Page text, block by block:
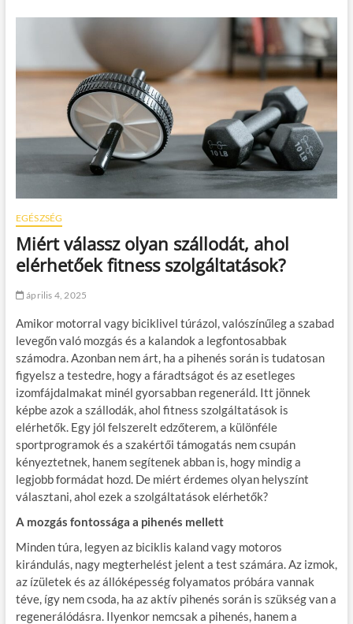
EGÉSZSÉG
Miért válassz olyan szállodát, ahol
elérhetőek fitness szolgáltatások?
április 4, 2025
Amikor motorral vagy biciklivel túrázol, valószínűleg a szabad
levegőn való mozgás és a kalandok a legfontosabbak
számodra. Azonban nem árt, ha a pihenés során is tudatosan
figyelsz a testedre, hogy a fáradtságot és az esetleges
izomfájdalmakat minél gyorsabban regeneráld. Itt jönnek
képbe azok a szállodák, ahol fitness szolgáltatások is
elérhetők. Egy jól felszerelt edzőterem, a különféle
sportprogramok és a szakértői támogatás nem csupán
kényeztetnek, hanem segítenek abban is, hogy mindig a
legjobb formádat hozd. De miért érdemes olyan helyszínt
választani, ahol ezek a szolgáltatások elérhetők?
A mozgás fontossága a pihenés mellett
Minden túra, legyen az biciklis kaland vagy motoros
kirándulás, nagy megterhelést jelent a test számára. Az izmok,
az ízületek és az állóképesség folyamatos próbára vannak
téve, így nem csoda, ha az aktív pihenés során is szükség van a
regenerálódásra. Ilyenkor nemcsak a pihenés, hanem a